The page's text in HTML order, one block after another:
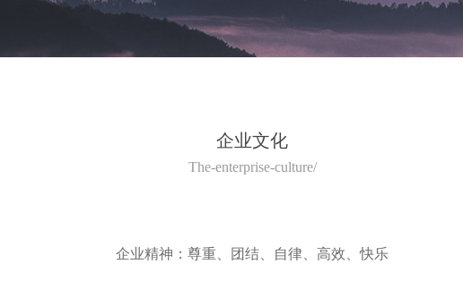
企业文化
The-enterprise-culture/
企业精神：尊重、团结、自律、高效、快乐